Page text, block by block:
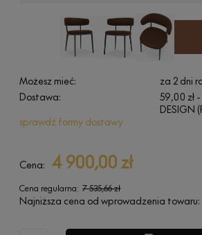
Możesz mieć:
za 2 dni
Dostawa:
59,00 zł
DESIGN
Cena nie zawiera ewentualnych kosztów
sprawdź formy dostawy
Cena: 4 900,00 zł
Cena regularna: 7 535,66 zł
Najniższa cena od wprowadzenia towaru: